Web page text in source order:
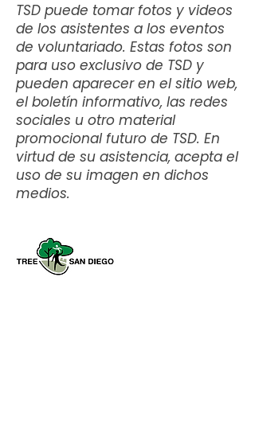
TSD puede tomar fotos y videos
de los asistentes a los eventos
de voluntariado. Estas fotos son
para uso exclusivo de TSD y
pueden aparecer en el sitio web,
el boletín informativo, las redes
sociales u otro material
promocional futuro de TSD. En
virtud de su asistencia, acepta el
uso de su imagen en dichos
medios.